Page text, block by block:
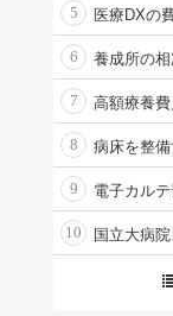
5 医療DXの
6 養成所の相
7 高額療養
8 病床を整備
9 電子カル
10 国立大病